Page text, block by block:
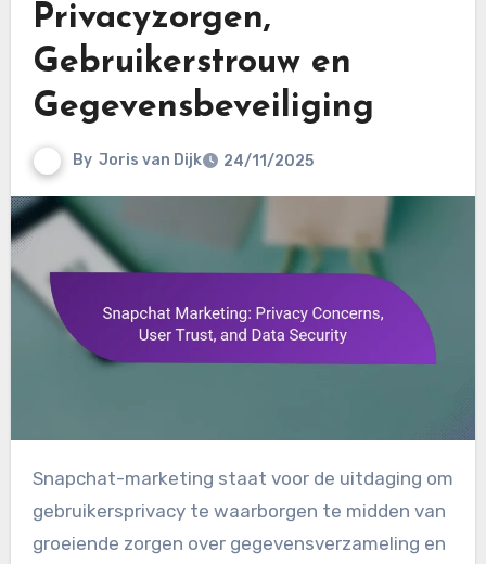
Privacyzorgen,
Gebruikerstrouw en
Gegevensbeveiliging
By Joris van Dijk 24/11/2025
Snapchat-marketing staat voor de uitdaging om
gebruikersprivacy te waarborgen te midden van
groeiende zorgen over gegevensverzameling en